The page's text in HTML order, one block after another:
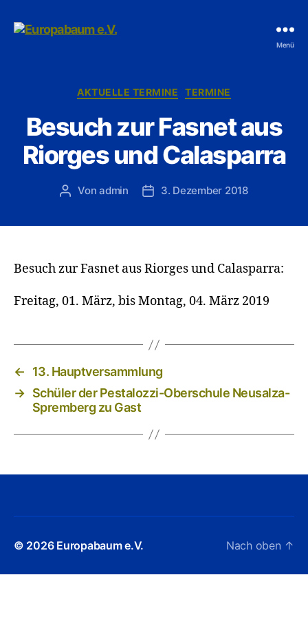
Menü
Kategorien
AKTUELLE TERMINE TERMINE
Besuch zur Fasnet aus
Riorges und Calasparra
Beitragsautor
Vonadmin Veröffentlichungsdatum
3. Dezember 2018
Besuch zur Fasnet aus Riorges und Calasparra:
Freitag, 01. März, bis Montag, 04. März 2019
←
13. Hauptversammlung
→ Schüler der Pestalozzi-Oberschule Neusalza-
Spremberg zu Gast
© 2026 Europabaum e.V. Nach oben ↑